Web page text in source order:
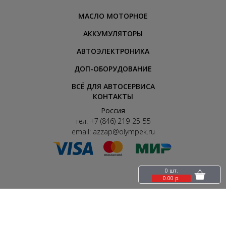
МАСЛО МОТОРНОЕ
АККУМУЛЯТОРЫ
АВТОЭЛЕКТРОНИКА
ДОП-ОБОРУДОВАНИЕ
ВСЁ ДЛЯ АВТОСЕРВИСА
КОНТАКТЫ
Россия
тел: +7 (846) 219-25-55
email: azzap@olympek.ru
0 шт.
0.00 р.